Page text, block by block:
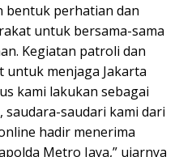
bentuk perhatian dan
untuk bersama-sama
Kegiatan patroli dan
untuk menjaga Jakarta
kami lakukan sebagai
saudari kami dari
hadir menerima
Metro Jaya,” ujarnya